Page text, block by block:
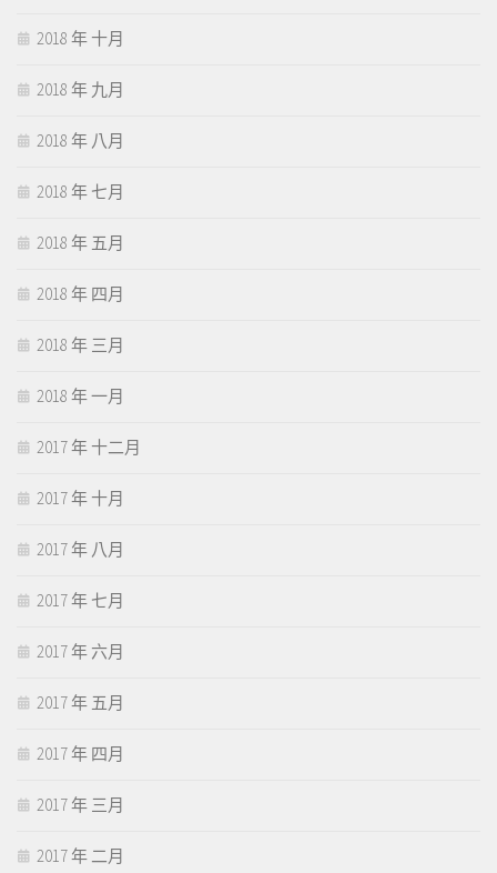
2018 年 十月
2018 年 九月
2018 年 八月
2018 年 七月
2018 年 五月
2018 年 四月
2018 年 三月
2018 年 一月
2017 年 十二月
2017 年 十月
2017 年 八月
2017 年 七月
2017 年 六月
2017 年 五月
2017 年 四月
2017 年 三月
2017 年 二月